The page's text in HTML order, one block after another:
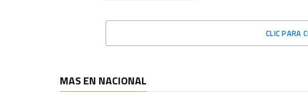
CLIC PARA
MAS EN NACIONAL